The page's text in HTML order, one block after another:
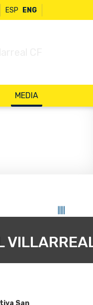
ESP ENG
MEDIA
San